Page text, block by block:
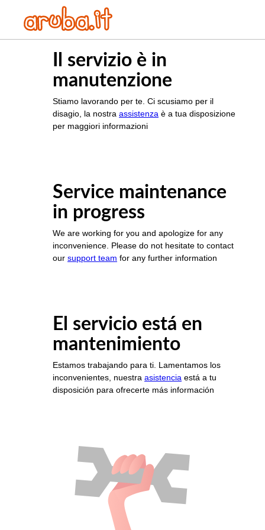
Il servizio è in
manutenzione
Stiamo lavorando per te. Ci scusiamo per il
disagio, la nostra assistenza è a tua disposizione
per maggiori informazioni
Service maintenance
in progress
We are working for you and apologize for any
inconvenience. Please do not hesitate to contact
our support team for any further information
El servicio está en
mantenimiento
Estamos trabajando para ti. Lamentamos los
inconvenientes, nuestra asistencia está a tu
disposición para ofrecerte más información